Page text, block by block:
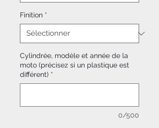
Finition *
Cylindrée, modèle et année de la
moto (précisez si un plastique est
différent) *
0/500